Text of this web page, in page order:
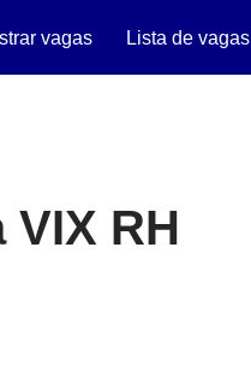
vagas Lista de vagas
RH